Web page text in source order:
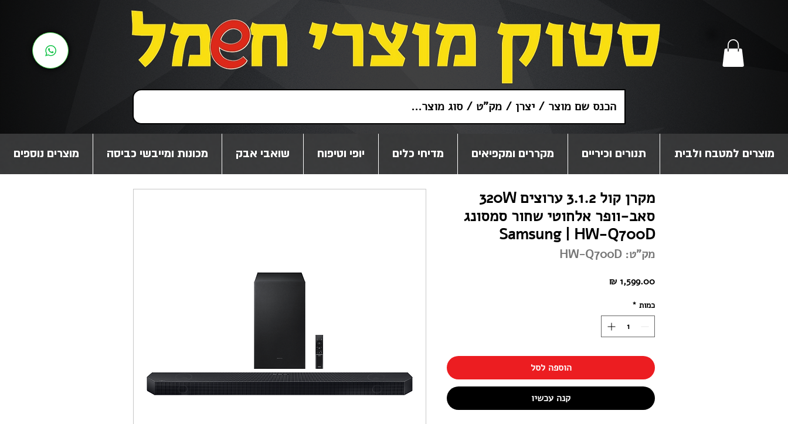
מוצרים למטבח ולבית תנורים וכיריים מקררים ומקפיאים מדיחי כלים יופי וטיפוח שואבי אבק מכונות ומייבשי כביסה מוצרים נוספים
מקרן קול 3.1.2 ערוצים 320W
סאב-וופר אלחוטי שחור סמסונג
Samsung | HW-Q700D
מק"ט: HW-Q700D
מחיר
כמות *
הוספה לסל
קנה עכשיו